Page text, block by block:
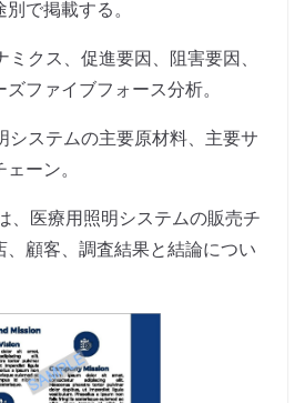
で掲載する。
クス、促進要因、阻害要因、
ファイブフォース分析。
システムの主要原材料、主要サ
ーン。
、医療用照明システムの販売チ
、顧客、調査結果と結論につい